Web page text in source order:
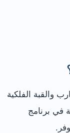
والقبة الفلكية
في برنامج